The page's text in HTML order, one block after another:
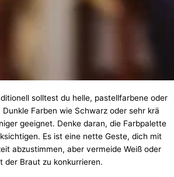
solltest du helle, pastellfarbene oder
Dunkle Farben wie Schwarz oder sehr krä
geeignet. Denke daran, die Farbpalette
Es ist eine nette Geste, dich mit
abzustimmen, aber vermeide Weiß oder
der Braut zu konkurrieren.